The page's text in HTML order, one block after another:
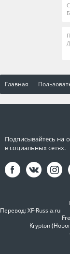
Главная
Подписывайтесь на
в социальных сетях.
Перевод:XF-Russia.ru
Krypton